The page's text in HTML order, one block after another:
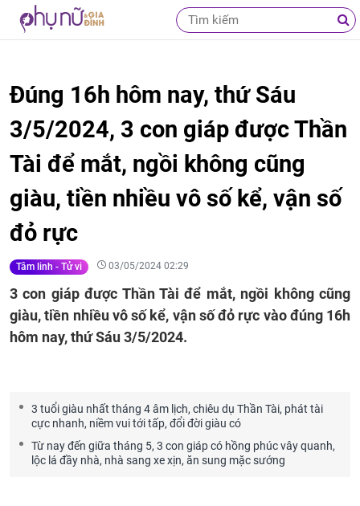
Đúng 16h hôm nay, thứ Sáu
3/5/2024, 3 con giáp được Thần
Tài để mắt, ngồi không cũng
giàu, tiền nhiều vô số kể, vận số
đỏ rực
Tâm linh - Tử vi 03/05/2024 02:29
3 con giáp được Thần Tài để mắt, ngồi không cũng
giàu, tiền nhiều vô số kể, vận số đỏ rực vào đúng 16h
hôm nay, thứ Sáu 3/5/2024.
3 tuổi giàu nhất tháng 4 âm lịch, chiêu dụ Thần Tài, phát tài
cực nhanh, niềm vui tới tấp, đổi đời giàu có
Từ nay đến giữa tháng 5, 3 con giáp có hồng phúc vây quanh,
lộc lá đầy nhà, nhà sang xe xịn, ăn sung mặc sướng